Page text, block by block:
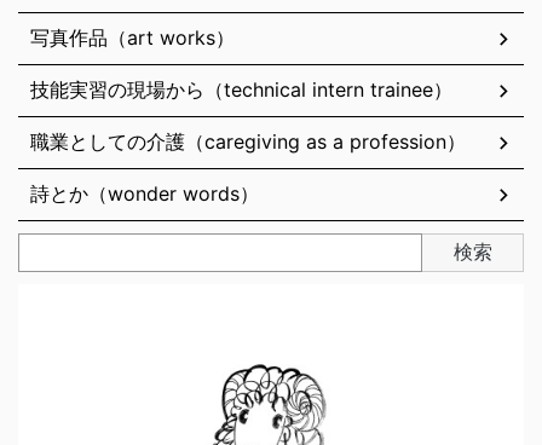
写真作品（art works）
技能実習の現場から（technical intern trainee）
職業としての介護（caregiving as a profession）
詩とか（wonder words）
検索